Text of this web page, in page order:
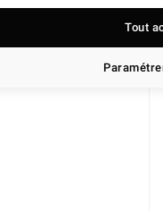
paisible
jamais. Avec les
Tout